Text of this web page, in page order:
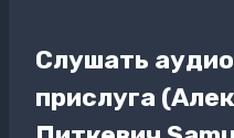
Слушать
прислуга